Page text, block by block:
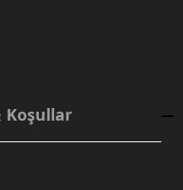
Koşullar